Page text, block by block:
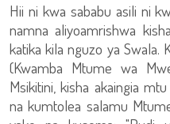
Hii ni kwa sababu asili ni
namna aliyoamrishwa
katika kila nguzo ya Swala.
(Kwamba Mtume wa
Msikitini, kisha akaingia
na kumtolea salamu